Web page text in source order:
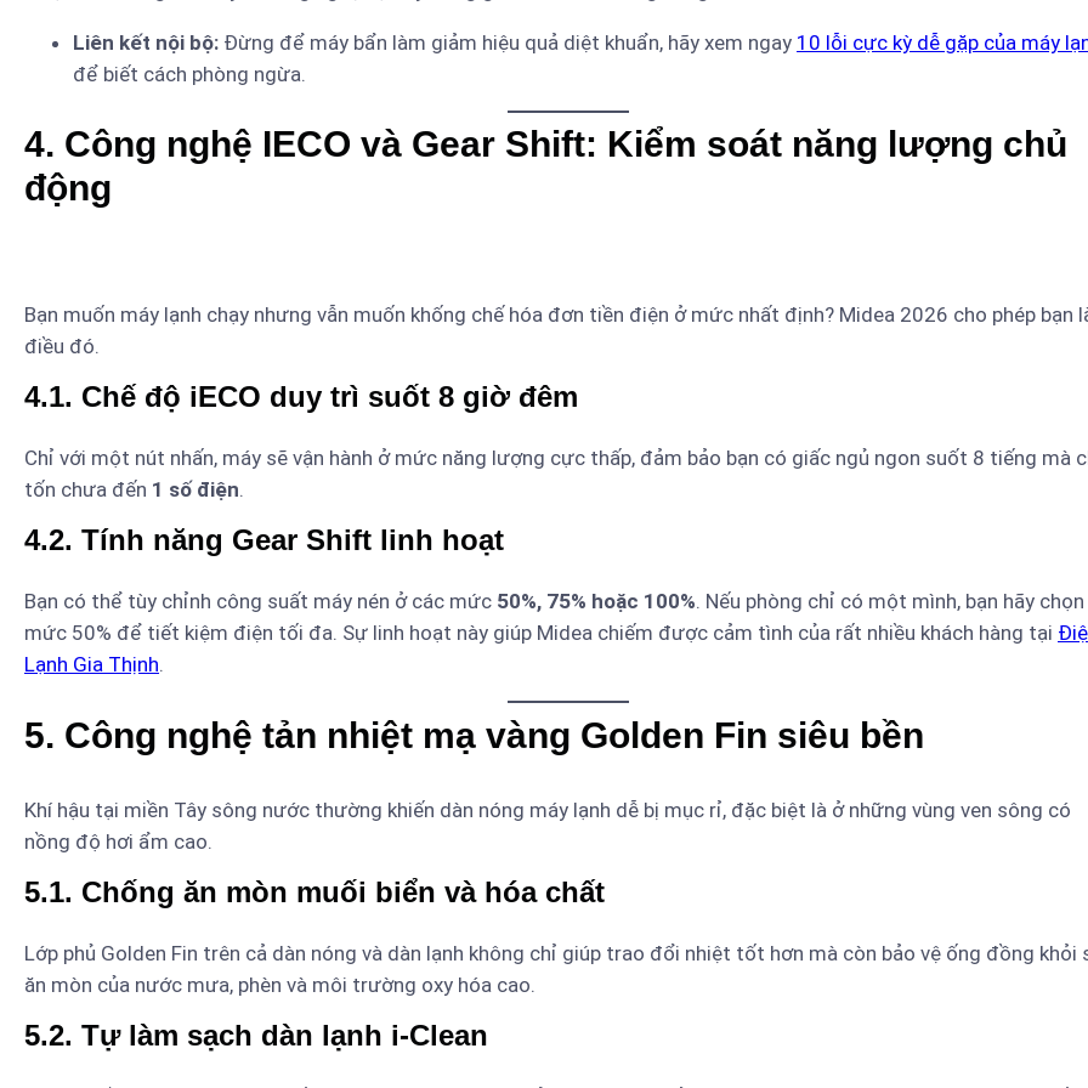
Liên kết nội bộ: Đừng để máy bẩn làm giảm hiệu quả diệt khuẩn, hãy xem ngay 10 lỗi cực kỳ dễ gặp của máy
để biết cách phòng ngừa.
4. Công nghệ IECO và Gear Shift: Kiểm soát năng lượng chủ
động
Bạn muốn máy lạnh chạy nhưng vẫn muốn khống chế hóa đơn tiền điện ở mức nhất định? Midea 2026 cho phép bạn
điều đó.
4.1. Chế độ iECO duy trì suốt 8 giờ đêm
Chỉ với một nút nhấn, máy sẽ vận hành ở mức năng lượng cực thấp, đảm bảo bạn có giấc ngủ ngon suốt 8 tiếng mà
tốn chưa đến 1 số điện.
4.2. Tính năng Gear Shift linh hoạt
Bạn có thể tùy chỉnh công suất máy nén ở các mức 50%, 75% hoặc 100%. Nếu phòng chỉ có một mình, bạn hãy chọn
mức 50% để tiết kiệm điện tối đa. Sự linh hoạt này giúp Midea chiếm được cảm tình của rất nhiều khách hàng tại
Lạnh Gia Thịnh.
5. Công nghệ tản nhiệt mạ vàng Golden Fin siêu bền
Khí hậu tại miền Tây sông nước thường khiến dàn nóng máy lạnh dễ bị mục rỉ, đặc biệt là ở những vùng ven sông có
nồng độ hơi ẩm cao.
5.1. Chống ăn mòn muối biển và hóa chất
Lớp phủ Golden Fin trên cả dàn nóng và dàn lạnh không chỉ giúp trao đổi nhiệt tốt hơn mà còn bảo vệ ống đồng khỏi
ăn mòn của nước mưa, phèn và môi trường oxy hóa cao.
5.2. Tự làm sạch dàn lạnh i-Clean